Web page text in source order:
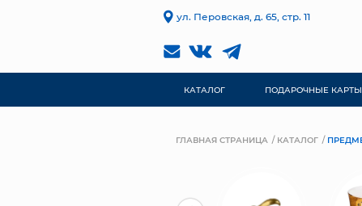
ул. Перовская, д. 65, стр. 11
КАТАЛОГ ПОДАРОЧНЫЕ КАРТЫ
ГЛАВНАЯ СТРАНИЦА КАТАЛОГ